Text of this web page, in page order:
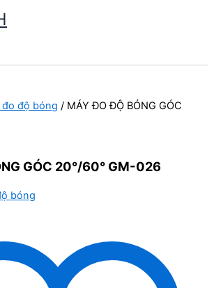
đo độ bóng / MÁY ĐO ĐỘ BÓNG GÓC
GÓC 20°/60° GM-026
bóng